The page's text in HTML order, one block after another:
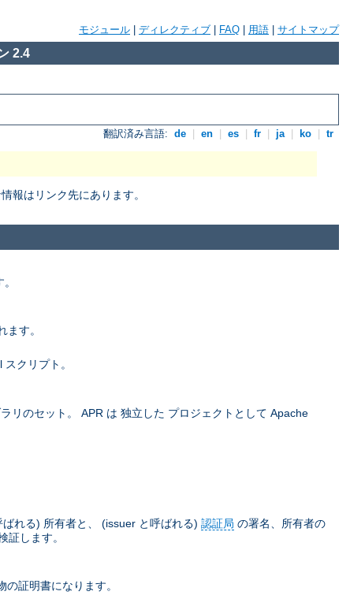
モジュール ディレクティブ FAQ 用語 サイトマップ
2.4
翻訳済み言語: de en es fr ja ko tr
報はリンク先にあります。
ます。
クリプト。
リのセット。 APR は 独立した プロジェクトとして Apache
れる) 所有者と、 (issuer と呼ばれる) 認証局 の署名、所有者の
証します。
証明書になります。